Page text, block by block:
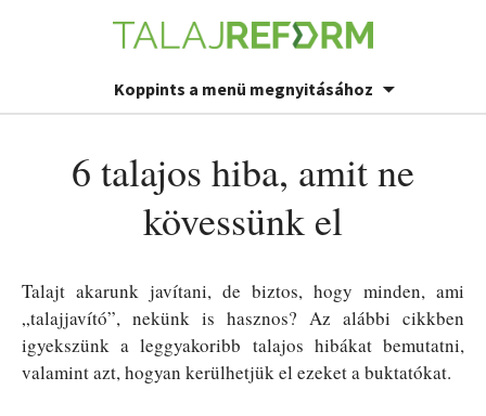
Koppints a menü megnyitásához
6 talajos hiba, amit ne
kövessünk el
Talajt akarunk javítani, de biztos, hogy minden, ami
„talajjavító”, nekünk is hasznos? Az alábbi cikkben
igyekszünk a leggyakoribb talajos hibákat bemutatni,
valamint azt, hogyan kerülhetjük el ezeket a buktatókat.